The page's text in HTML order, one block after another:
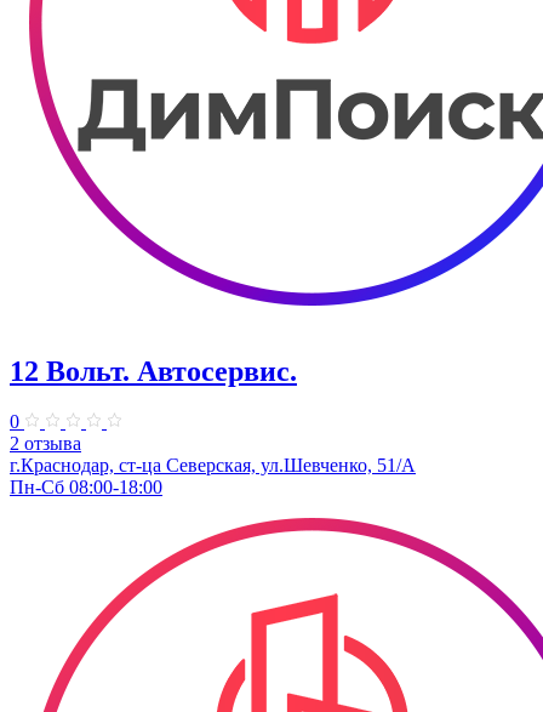
12 Вольт. Автосервис.
0
2 отзыва
г.Краснодар, ст-ца Северская, ул.Шевченко, 51/А
Пн-Сб 08:00-18:00